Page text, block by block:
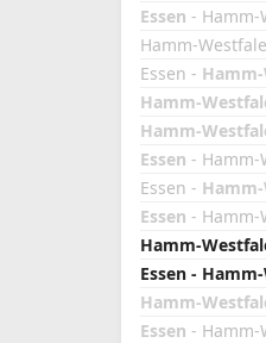
Essen - Hamm-
Hamm-
Essen -
Hamm-
Hamm-
Essen - Hamm-
Essen -
Essen - Hamm-
Hamm-
Essen -
Hamm-
Essen - Hamm-